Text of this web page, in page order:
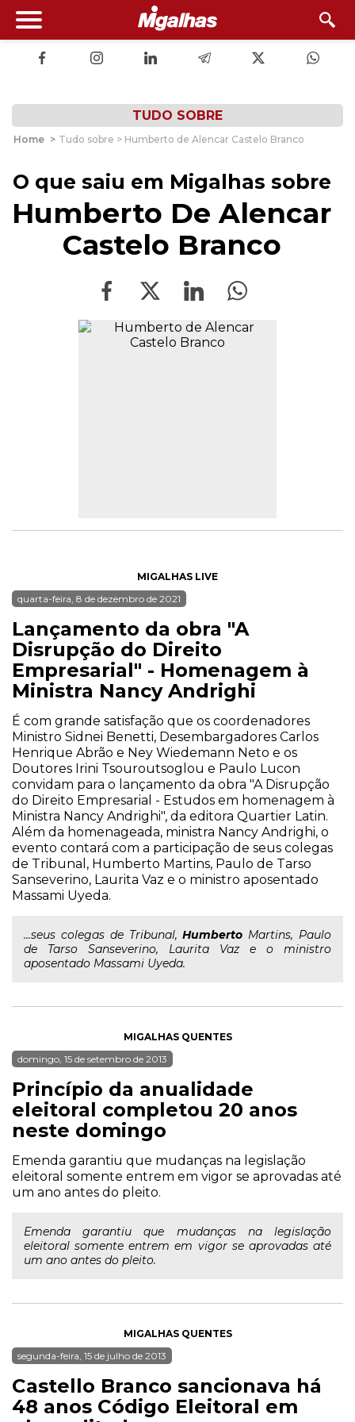
TUDO SOBRE
Home > Tudo sobre > Humberto de Alencar Castelo Branco
O que saiu em Migalhas sobre
Humberto De Alencar
Castelo Branco
MIGALHAS LIVE
quarta-feira, 8 de dezembro de 2021
Lançamento da obra "A
Disrupção do Direito
Empresarial" - Homenagem à
Ministra Nancy Andrighi
É com grande satisfação que os coordenadores
Ministro Sidnei Benetti, Desembargadores Carlos
Henrique Abrão e Ney Wiedemann Neto e os
Doutores Irini Tsouroutsoglou e Paulo Lucon
convidam para o lançamento da obra "A Disrupção
do Direito Empresarial - Estudos em homenagem à
Ministra Nancy Andrighi", da editora Quartier Latin.
Além da homenageada, ministra Nancy Andrighi, o
evento contará com a participação de seus colegas
de Tribunal, Humberto Martins, Paulo de Tarso
Sanseverino, Laurita Vaz e o ministro aposentado
Massami Uyeda.
...seus colegas de Tribunal,Humberto Martins, Paulo
de Tarso Sanseverino, Laurita Vaz e o ministro
aposentado Massami Uyeda.
MIGALHAS QUENTES
domingo, 15 de setembro de 2013
Princípio da anualidade
eleitoral completou 20 anos
neste domingo
Emenda garantiu que mudanças na legislação
eleitoral somente entrem em vigor se aprovadas até
um ano antes do pleito.
Emenda garantiu que mudanças na legislação
eleitoral somente entrem em vigor se aprovadas até
um ano antes do pleito.
MIGALHAS QUENTES
segunda-feira, 15 de julho de 2013
Castello Branco sancionava há
48 anos Código Eleitoral em